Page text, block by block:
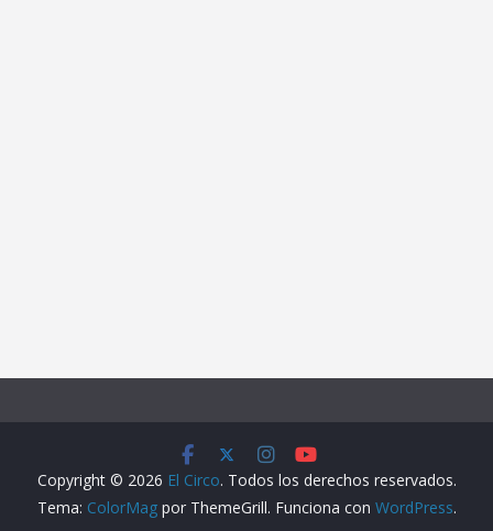
Copyright © 2026 El Circo. Todos los derechos reservados.
Tema: ColorMagpor ThemeGrill. Funciona con WordPress.